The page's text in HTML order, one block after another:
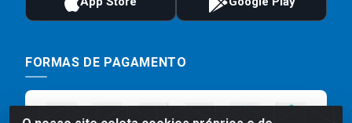
FORMAS DE PAGAMENTO